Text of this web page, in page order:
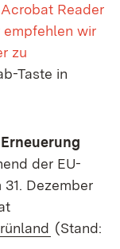
Reader
empfehlen wir
zu
Taste in
Erneuerung
der EU-
Dezember
(Öffnet in
(Stand: